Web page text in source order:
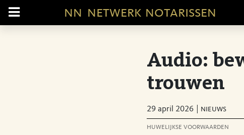
nn netwerk notarissen
Audio:
trouwen
29 april 2026 nieuws
huwelijkse voorwaarden